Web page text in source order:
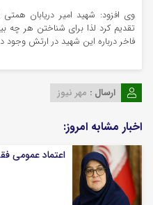
وی افزود: شهید امیر دریابان همتی
تقدیم کرد لذا برای شناختن هر چه
فاخر درباره این شهید در ارتش وجود
ارسال : مهر نیوز
اخبار مشابه امروز:
اعتماد عمومی